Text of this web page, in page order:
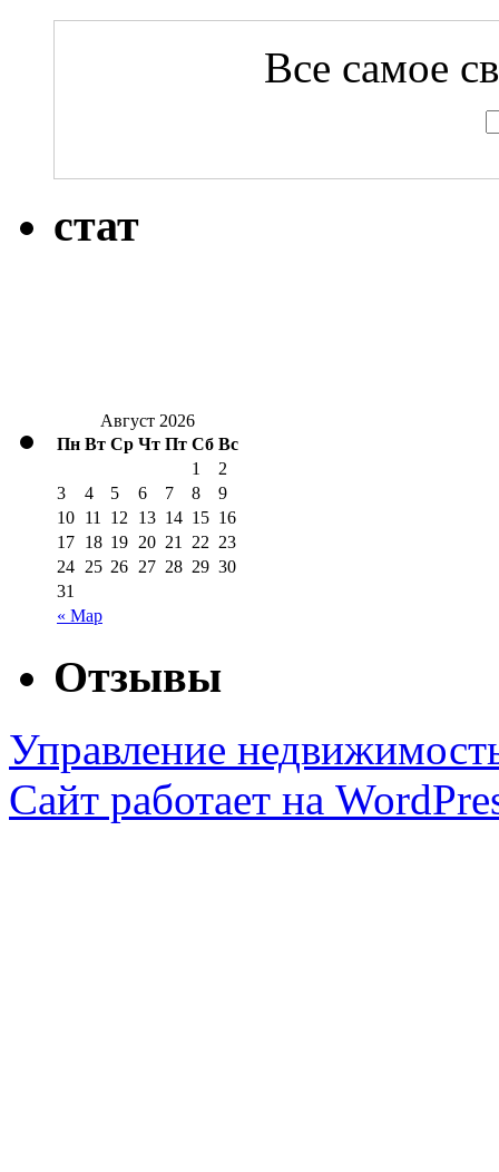
Все самое
стат
Август 2026
Пн Вт Ср Чт Пт Сб Вс
« Мар
1
2
3
4 5 6 7 8
9
10 11 12 13 14 15 16
17 18 19 20 21 22 23
24 25 26 27 28 29 30
31
Отзывы
Управление
Сайт работает на